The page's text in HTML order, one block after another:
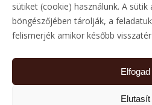
sütiket (cookie) használunk. A
böngészőjében tárolják, a
felismerjék amikor később
Elfogad
Elutasít
Archive